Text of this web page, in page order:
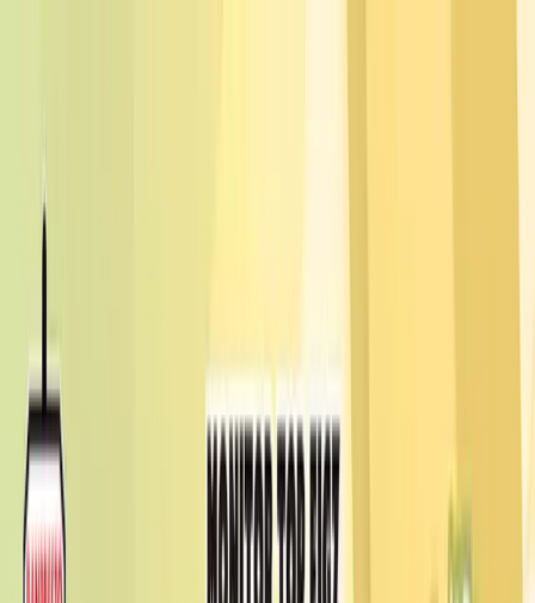
2026/6/23 入荷
2026/6/23 入荷
トップフィギュア～トロ・ク
ロ～
どこでもいっしょ モニタートップフィギュア
入荷予定店舗(全5店舗)